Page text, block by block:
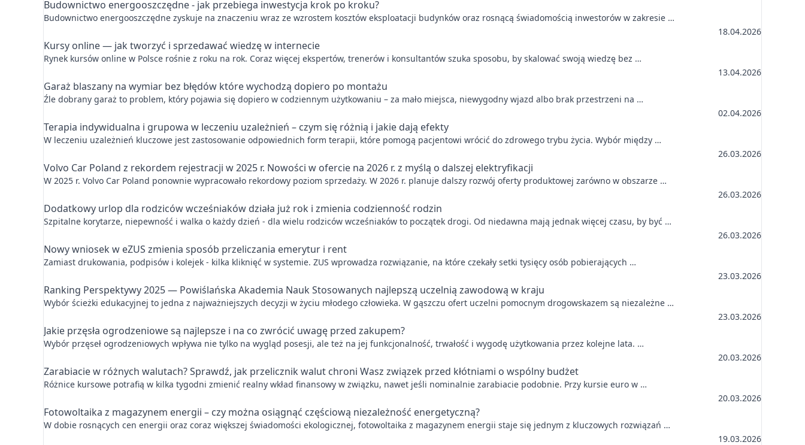
Budownictwo energooszczędne - jak przebiega inwestycja krok po kroku?
Budownictwo energooszczędne zyskuje na znaczeniu wraz ze wzrostem kosztów eksploatacji budynków oraz rosnącą świadomością inwestorów w zakresie …
18.04.2026
Kursy online — jak tworzyć i sprzedawać wiedzę w internecie
Rynek kursów online w Polsce rośnie z roku na rok. Coraz więcej ekspertów, trenerów i konsultantów szuka sposobu, by skalować swoją wiedzę bez …
13.04.2026
Garaż blaszany na wymiar bez błędów które wychodzą dopiero po montażu
Źle dobrany garaż to problem, który pojawia się dopiero w codziennym użytkowaniu – za mało miejsca, niewygodny wjazd albo brak przestrzeni na …
02.04.2026
Terapia indywidualna i grupowa w leczeniu uzależnień – czym się różnią i jakie dają efekty
W leczeniu uzależnień kluczowe jest zastosowanie odpowiednich form terapii, które pomogą pacjentowi wrócić do zdrowego trybu życia. Wybór między …
26.03.2026
Volvo Car Poland z rekordem rejestracji w 2025 r. Nowości w ofercie na 2026 r. z myślą o dalszej elektryfikacji
W 2025 r. Volvo Car Poland ponownie wypracowało rekordowy poziom sprzedaży. W 2026 r. planuje dalszy rozwój oferty produktowej zarówno w obszarze …
26.03.2026
Dodatkowy urlop dla rodziców wcześniaków działa już rok i zmienia codzienność rodzin
Szpitalne korytarze, niepewność i walka o każdy dzień - dla wielu rodziców wcześniaków to początek drogi. Od niedawna mają jednak więcej czasu, by być …
26.03.2026
Nowy wniosek w eZUS zmienia sposób przeliczania emerytur i rent
Zamiast drukowania, podpisów i kolejek - kilka kliknięć w systemie. ZUS wprowadza rozwiązanie, na które czekały setki tysięcy osób pobierających …
23.03.2026
Ranking Perspektywy 2025 — Powiślańska Akademia Nauk Stosowanych najlepszą uczelnią zawodową w kraju
Wybór ścieżki edukacyjnej to jedna z najważniejszych decyzji w życiu młodego człowieka. W gąszczu ofert uczelni pomocnym drogowskazem są niezależne …
23.03.2026
Jakie przęsła ogrodzeniowe są najlepsze i na co zwrócić uwagę przed zakupem?
Wybór przęseł ogrodzeniowych wpływa nie tylko na wygląd posesji, ale też na jej funkcjonalność, trwałość i wygodę użytkowania przez kolejne lata. …
20.03.2026
Zarabiacie w różnych walutach? Sprawdź, jak przelicznik walut chroni Wasz związek przed kłótniami o wspólny budżet
Różnice kursowe potrafią w kilka tygodni zmienić realny wkład finansowy w związku, nawet jeśli nominalnie zarabiacie podobnie. Przy kursie euro w …
20.03.2026
Fotowoltaika z magazynem energii – czy można osiągnąć częściową niezależność energetyczną?
W dobie rosnących cen energii oraz coraz większej świadomości ekologicznej, fotowoltaika z magazynem energii staje się jednym z kluczowych rozwiązań …
19.03.2026